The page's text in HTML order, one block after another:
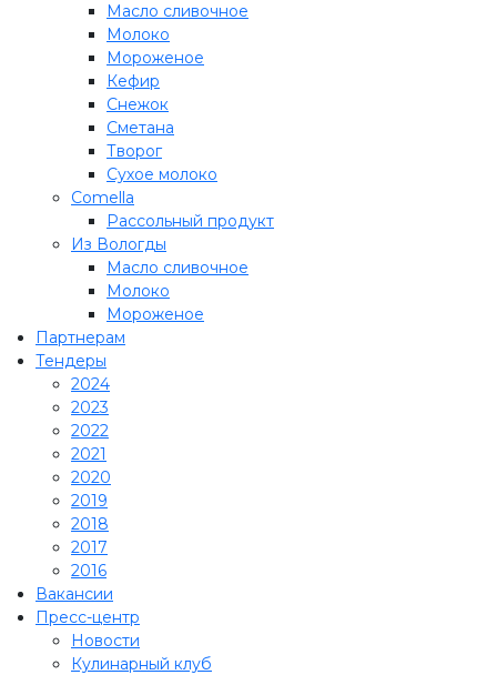
Масло сливочное
Молоко
Мороженое
Кефир
Снежок
Сметана
Творог
Сухое молоко
Comеlla
Рассольный продукт
Из Вологды
Масло сливочное
Молоко
Мороженое
Партнерам
Тендеры
2024
2023
2022
2021
2020
2019
2018
2017
2016
Вакансии
Пресс-центр
Новости
Кулинарный клуб